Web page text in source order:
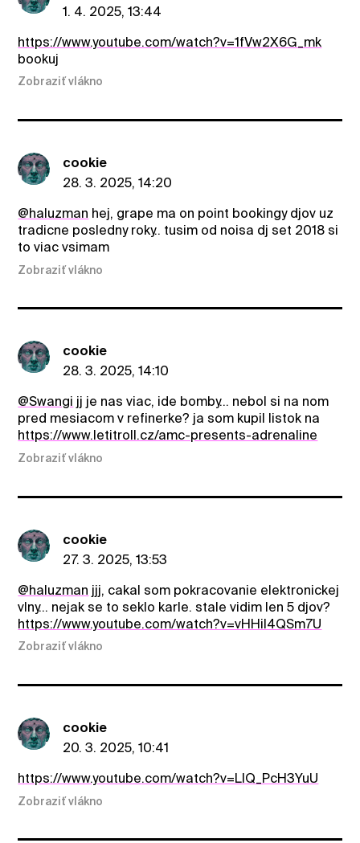
1. 4. 2025, 13:44
https://www.youtube.com/watch?v=1fVw2X6G_mk
bookuj
Zobraziť vlákno
cookie
28. 3. 2025, 14:20
@haluzman hej, grape ma on point bookingy djov uz
tradicne posledny roky.. tusim od noisa dj set 2018 si
to viac vsimam
Zobraziť vlákno
cookie
28. 3. 2025, 14:10
@Swangi jj je nas viac, ide bomby… nebol si na nom
pred mesiacom v refinerke? ja som kupil listok na
https://www.letitroll.cz/amc-presents-adrenaline
Zobraziť vlákno
cookie
27. 3. 2025, 13:53
@haluzman jjj, cakal som pokracovanie elektronickej
vlny... nejak se to seklo karle. stale vidim len 5 djov?
https://www.youtube.com/watch?v=vHHiI4QSm7U
Zobraziť vlákno
cookie
20. 3. 2025, 10:41
https://www.youtube.com/watch?v=LIQ_PcH3YuU
Zobraziť vlákno